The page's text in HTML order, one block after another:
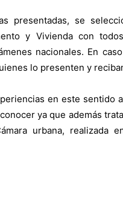
presentadas, se
y Vivienda con
nacionales. En
lo presenten y
en este sentido
ya que además
urbana, realizada